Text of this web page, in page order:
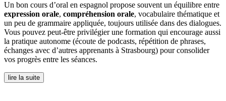
Un bon cours d’oral en espagnol propose souvent un équilibre entre
expression orale, compréhension orale, vocabulaire thématique et
un peu de grammaire appliquée, toujours utilisée dans des dialogues.
Vous pouvez peut-être privilégier une formation qui encourage aussi
la pratique autonome (écoute de podcasts, répétition de phrases,
échanges avec d’autres apprenants à Strasbourg) pour consolider
vos progrès entre les séances.
lire la suite